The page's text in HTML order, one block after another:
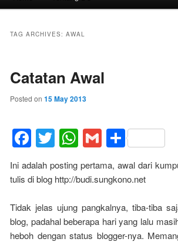
TAG ARCHIVES: AWAL
Catatan Awal
Posted on 15 May 2013
Facebook
Twitter
WhatsApp
Gmail
Share
Ini adalah posting pertama, awal dari
tulis di blog http://budi.sungkono.net
Tidak jelas ujung pangkalnya, tiba-tiba
blog, padahal beberapa hari yang lalu
heboh dengan status blogger-nya.